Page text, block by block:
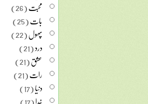
محبت(26)
بات(25)
پھول(22)
درد(21)
عشق(21)
رات(21)
دنیا(17)